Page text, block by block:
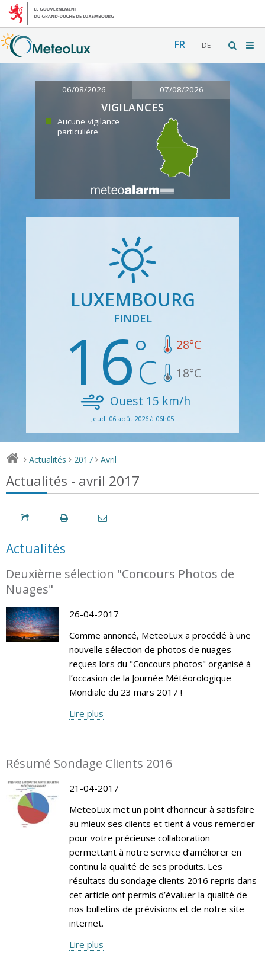
FR DE
06/08/2026 07/08/2026
VIGILANCES
Aucune vigilance
particulière
LUXEMBOURG
FINDEL
16 28°C
18°C
Ouest 15 km/h
Jeudi 06 août 2026 à 06h05
> Actualités > 2017 > Avril
Actualités - avril 2017
Actualités
Deuxième sélection "Concours Photos de
Nuages"
26-04-2017
Comme annoncé, MeteoLux a procédé à une
nouvelle sélection de photos de nuages
reçues lors du "Concours photos" organisé à
l’occasion de la Journée Météorologique
Mondiale du 23 mars 2017 !
Lire plus
Résumé Sondage Clients 2016
21-04-2017
MeteoLux met un point d’honneur à satisfaire
au mieux ses clients et tient à vous remercier
pour votre précieuse collaboration
permettant à notre service d’améliorer en
continu la qualité de ses produits. Les
résultats du sondage clients 2016 repris dans
cet article ont permis d’évaluer la qualité de
nos bulletins de prévisions et de notre site
internet.
Lire plus